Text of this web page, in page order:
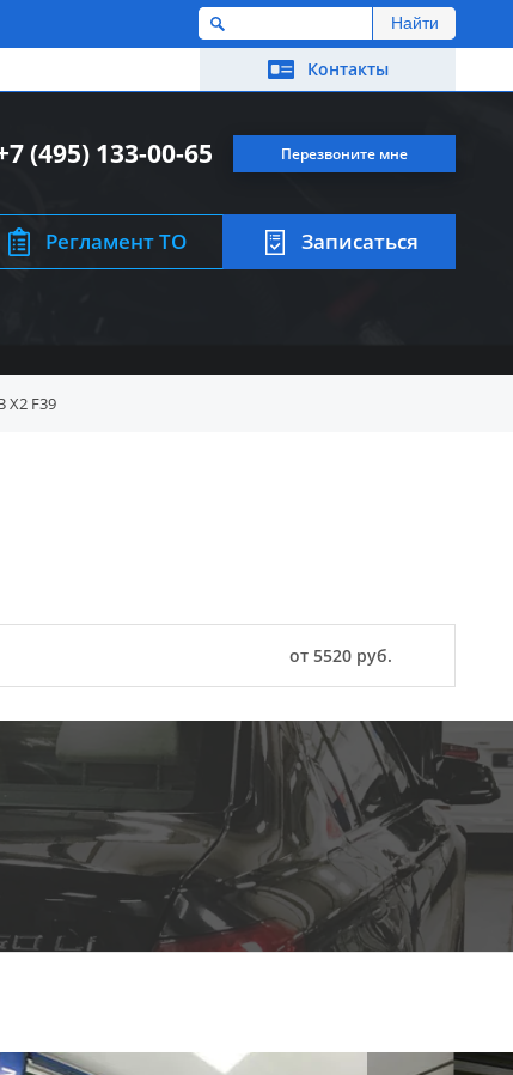
Контакты
Перезвоните мне
(495) 133-00-65
Регламент ТО Записаться
X2 F39
от 5520 руб.